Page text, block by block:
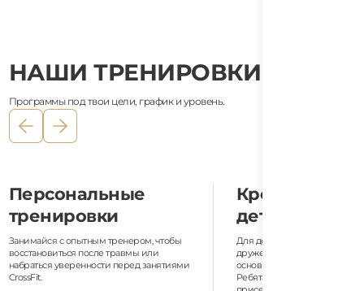
НАШИ ТРЕНИРОВКИ
Программы под твои цели, график и уровень.
КроссФит для
детей
Для детей от 5 лет мы в игровой и
дружеской форме знакомим с 10
основными принципами фитнеса.
Ребята учатся базовым движениям:
подъём
Специальные занятия
техники олимпийских
тренеры —
специалисты с